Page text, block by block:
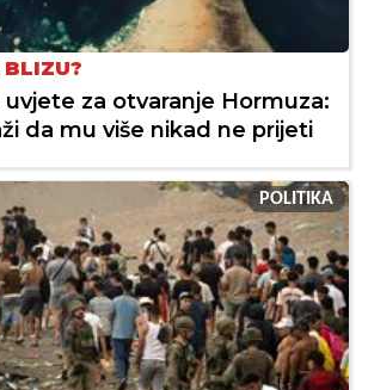
BLIZU?
uvjete za otvaranje Hormuza:
da mu više nikad ne prijeti
POLITIKA